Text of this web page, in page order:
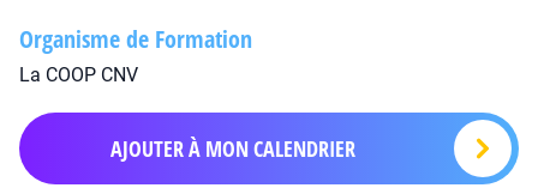
Organisme de Formation
La COOP CNV
AJOUTER À MON CALENDRIER